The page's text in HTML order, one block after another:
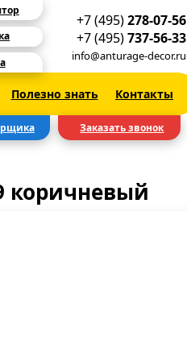
+7 (495)278-07-56
+7 (495)737-56-33
info@anturage-decor.ru
Полезно знать Контакты
Заказать звонок
коричневый